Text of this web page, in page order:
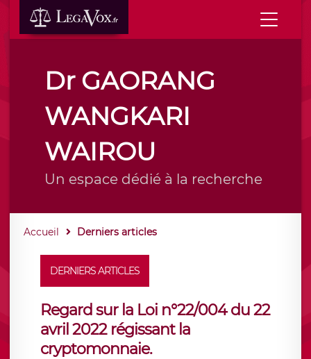
Dr GAORANG
WANGKARI
WAIROU
Un espace dédié à la recherche
Accueil Derniers articles
DERNIERS ARTICLES
Regard sur la Loi n°22/004 du 22
avril 2022 régissant la
cryptomonnaie.